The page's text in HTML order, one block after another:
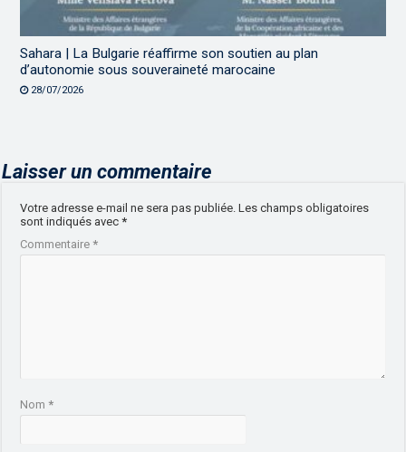
Sahara | La Bulgarie réaffirme son soutien au plan
d’autonomie sous souveraineté marocaine
28/07/2026
Laisser un commentaire
Votre adresse e-mail ne sera pas publiée. Les champs obligatoires
sont indiqués avec*
Commentaire*
Nom*